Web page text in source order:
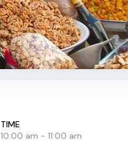
TIME
10:00 am - 11:00 am